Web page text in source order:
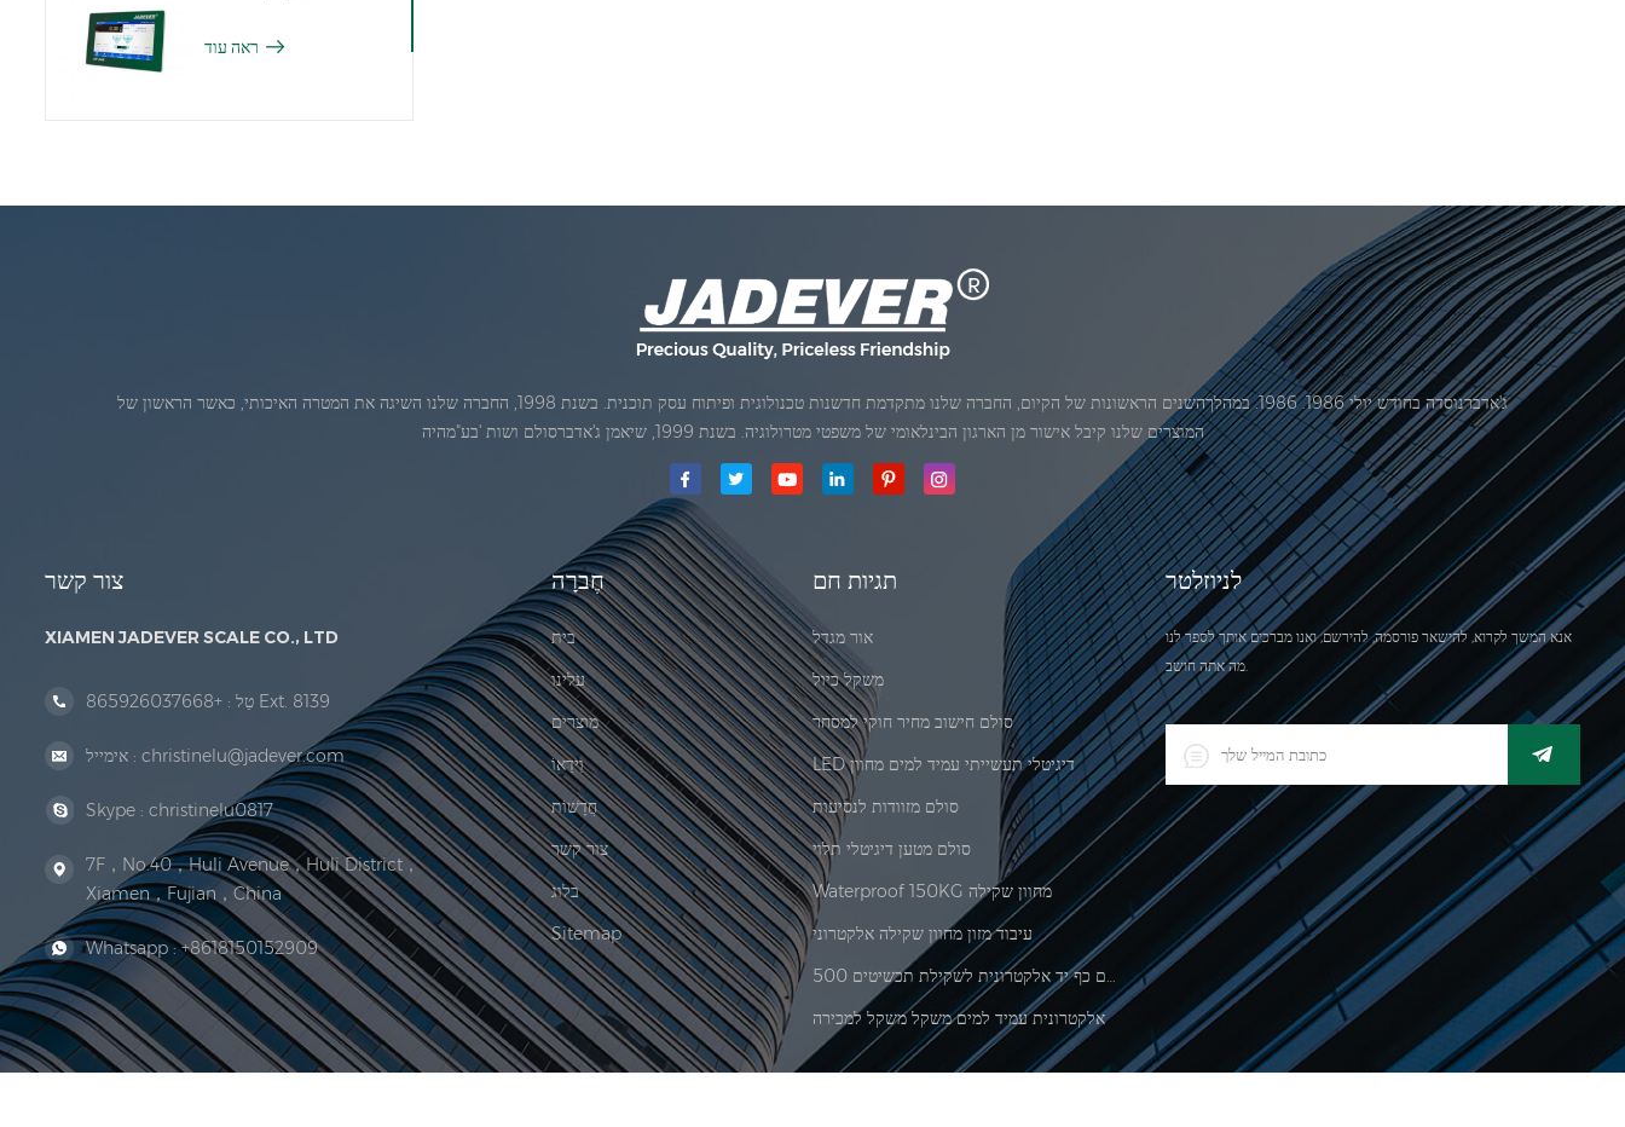
ראה עוד
ג'אדברנוסדה בחודש יולי 1986. 1986. במהלךהשנים הראשונות של הקיום, החברה שלנו מתקדמת חדשנות טכנולוגית ופיתוח עסק תוכנית. בשנת 1998, החברה שלנו השיגה את המטרה האיכותי, כאשר הראשון של
המוצרים שלנו קיבל אישור מן הארגון הבינלאומי של משפטי מטרולוגיה. בשנת 1999, שיאמן ג'אדברסולם ושות 'בע"מהיה
צור קשר
XIAMEN JADEVER SCALE CO., LTD
טַל : +865926037668 Ext. 8139
אימייל : christinelu@jadever.com
Skype : christinelu0817
7F，No.40，Huli Avenue，Huli District，
Xiamen，Fujian，China
Whatsapp :+8618150152909
חֶברָה
בית
עלינו
מוצרים
וִידֵאוֹ
חֲדָשׁוֹת
צור קשר
בלוג
Sitemap
תגיות חם
אור מגדל
משקל כיול
סולם חישוב מחיר חוקי למסחר
LED דיגיטלי תעשייתי עמיד למים מחוון
סולם מזוודות לנסיעות
סולם מטען דיגיטלי תלוי
Waterproof 150KG מחוון שקילה
עיבוד מזון מחוון שקילה אלקטרוני
500 גרםסולם כף יד אלקטרונית לשקילת תכשיטים
אלקטרונית עמיד למים משקל משקל למכירה
לניוזלטר
אנא המשך לקרוא, להישאר פורסמה, להירשם, ואנו מברכים אותך לספר לנו
מה אתה חושב.